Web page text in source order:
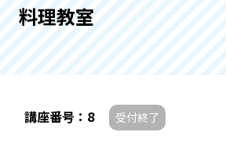
料理教室
講座番号：8 受付終了